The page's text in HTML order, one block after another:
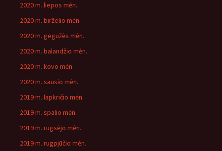
2020 m. liepos mėn.
2020 m. birželio mėn.
2020 m. gegužės mėn.
2020 m. balandžio mėn.
2020 m. kovo mėn.
2020 m. sausio mėn.
2019 m. lapkričio mėn.
2019 m. spalio mėn.
2019 m. rugsėjo mėn.
2019 m. rugpjūčio mėn.